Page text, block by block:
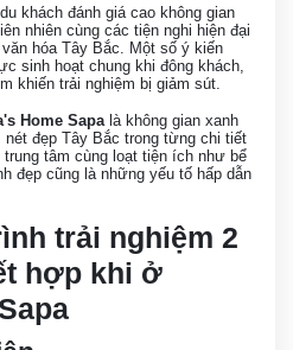
khách đánh giá cao không gian
nhiên cùng các tiện nghi hiện đại
hóa Tây Bắc. Một số ý kiến
sinh hoạt chung khi đông khách,
khiến trải nghiệm bị giảm sút.
Home Sapa là không gian xanh
đẹp Tây Bắc trong từng chi tiết
tâm cùng loạt tiện ích như bể
đẹp cũng là những yếu tố hấp dẫn
trải nghiệm 2
hợp khi ở